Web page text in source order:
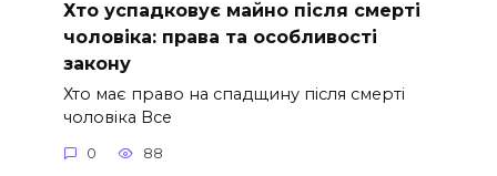
Хто успадковує майно після смерті
чоловіка: права та особливості
закону
Хто має право на спадщину після смерті
чоловіка Все
0 88